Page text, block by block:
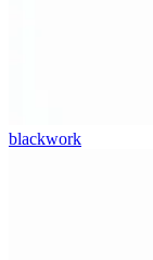
blackwork